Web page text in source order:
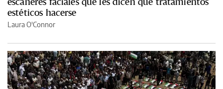
estéticos hacerse
Laura O'Connor